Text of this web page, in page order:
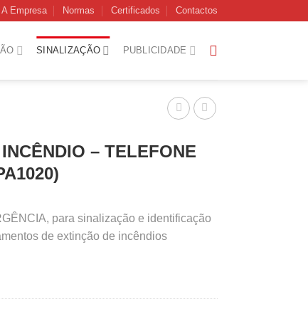
A Empresa Normas Certificados Contactos
SINALIZAÇÃO PUBLICIDADE
– TELEFONE
para sinalização e identificação
de extinção de incêndios